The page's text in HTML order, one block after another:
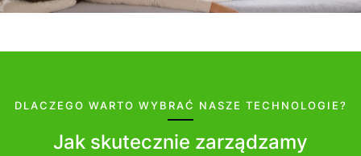
DLACZEGO WARTO WYBRAĆ NASZE TECHNOLOGIE?
Jak skutecznie zarządzamy